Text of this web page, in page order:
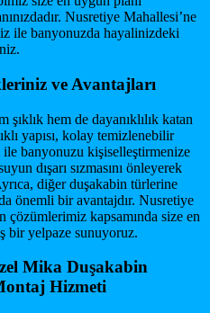
Nusretiye Mahallesi’ne
ile banyonuzda hayalinizdeki
ve Avantajları
hem de dayanıklılık katan
yapısı, kolay temizlenebilir
banyonuzu kişiselleştirmenize
dışarı sızmasını önleyerek
diğer duşakabin türlerine
önemli bir avantajdır. Nusretiye
çözümlerimiz kapsamında size en
bir yelpaze sunuyoruz.
Mika Duşakabin
Hizmeti